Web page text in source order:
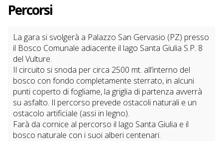
Percorsi
La gara si svolgerà a Palazzo San Gervasio (PZ) presso
il Bosco Comunale adiacente il lago Santa Giulia S.P. 8
del Vulture.
Il circuito si snoda per circa 2500 mt. all’interno del
bosco con fondo completamente sterrato, in alcuni
punti coperto di fogliame, la griglia di partenza avverrà
su asfalto. Il percorso prevede ostacoli naturali e un
ostacolo artificiale (assi in legno).
Farà da cornice al percorso il lago Santa Giulia e il
bosco naturale con i suoi alberi centenari.